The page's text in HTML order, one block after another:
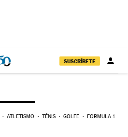
SUSCRÍBETE
ATLETISMO TÊNIS GOLFE FORMULA 1